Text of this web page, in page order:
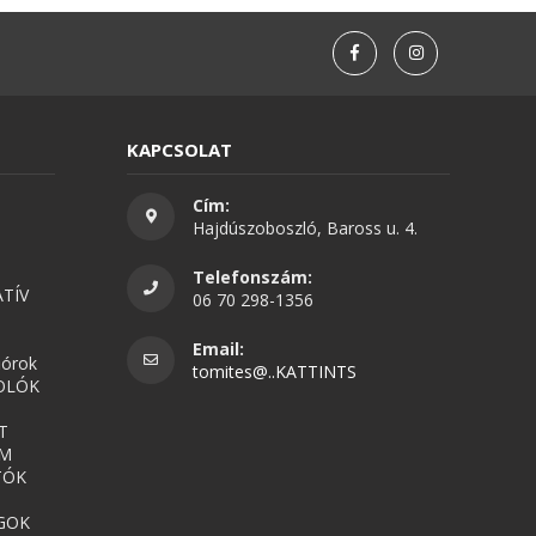
KAPCSOLAT
Cím:
Hajdúszoboszló, Baross u. 4.
Telefonszám:
06 70 298-1356
Email:
tomites@..KATTINTS